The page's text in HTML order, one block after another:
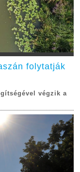
folytatják
végzik a